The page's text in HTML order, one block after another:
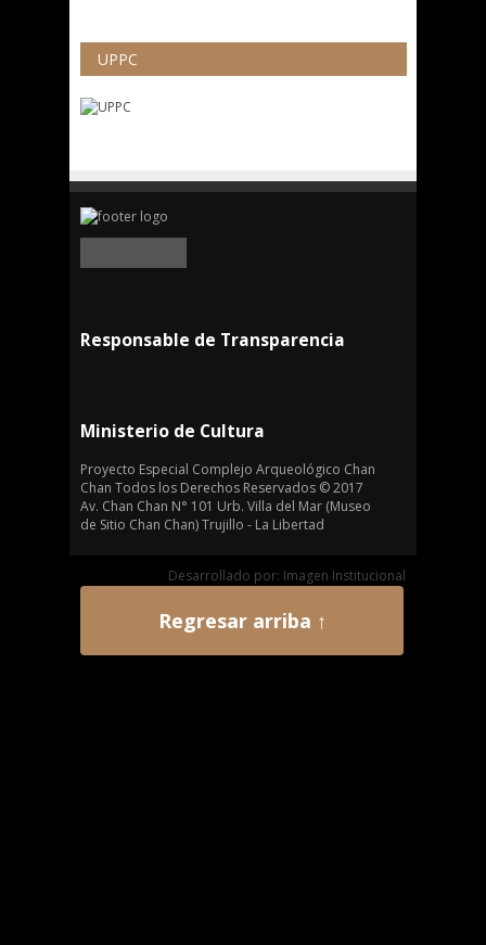
UPPC
Responsable de Transparencia
Ministerio de Cultura
Proyecto Especial Complejo Arqueológico Chan
Chan Todos los Derechos Reservados © 2017
Av. Chan Chan N° 101 Urb. Villa del Mar (Museo
de Sitio Chan Chan) Trujillo - La Libertad
Desarrollado por: Imagen Institucional
Regresar arriba ↑